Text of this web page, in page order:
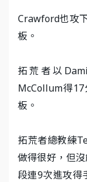
Crawford也攻
板。
拓荒者以
McCollum得
板。
拓荒者總教練
做得很好，但
段連9次進攻得